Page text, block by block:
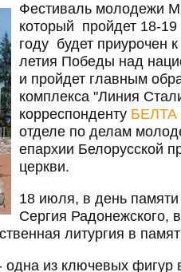
Фестиваль молодежи
который пройдет 18-
году будет приурочен
летия Победы над
и пройдет главным
комплекса "Линия
корреспонденту БЕЛТА
отделе по делам
епархии Белорусской
церкви.
18 июля, в день
Сергия Радонежского,
литургия в
одна из ключевых фигур